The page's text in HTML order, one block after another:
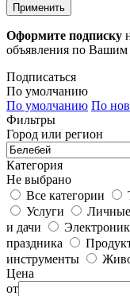
Применить
Оформите подписку
объявления по Вашим
Подписаться
По умолчанию
По умолчанию По
Фильтры
Город или регион
Категория
Не выбрано
Все категории
Услуги
и дачи
праздника
инструменты
Цена
от